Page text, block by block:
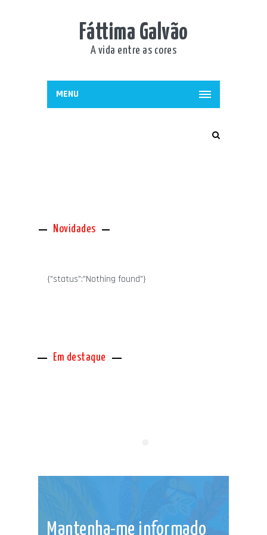
Fáttima Galvão
A vida entre as cores
MENU
Novidades
{"status":"Nothing found"}
Em destaque
Mantenha-me informado